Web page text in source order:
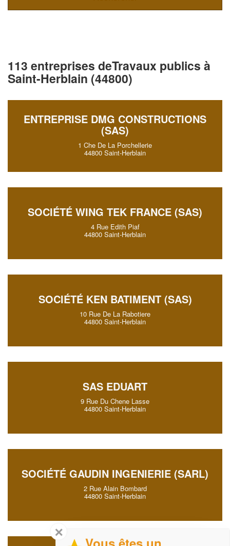
113 entreprises deTravaux publics à
Saint-Herblain (44800)
ENTREPRISE DMG CONSTRUCTIONS
(SAS)
1 Che De La Porchellerie
44800 Saint-Herblain
SOCIÉTÉ WING TEK FRANCE (SAS)
4 Rue Edith Piaf
44800 Saint-Herblain
SOCIÉTÉ KEN BATIMENT (SAS)
10 Rue De La Rabotiere
44800 Saint-Herblain
SAS EDUART
9 Rue Du Chene Lasse
44800 Saint-Herblain
SOCIÉTÉ GAUDIN INGENIERIE (SARL)
2 Rue Alain Bombard
44800 Saint-Herblain
✕